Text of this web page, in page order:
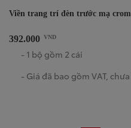
Viền trang trí đèn trước mạ crom
392.000 VND
- 1 bộ gồm 2 cái
- Giá đã bao gồm VAT,